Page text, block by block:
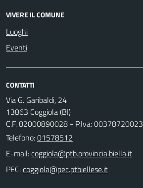
VIVERE IL COMUNE
Luoghi
Eventi
CONTATTI
Via G. Garibaldi, 24
13863 Coggiola (BI)
C.F. 82000890028 - P.Iva: 00378720023
Telefono:01578512
E-mail:
PEC: